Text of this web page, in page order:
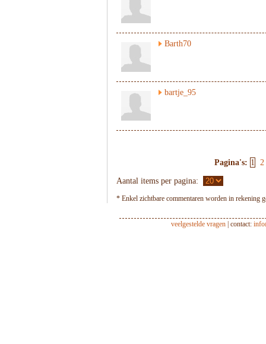
Barth70
bartje_95
Pagina's: 1 2
Aantal items per pagina:
* Enkel zichtbare commentaren worden in rekening
veelgestelde vragen | contact: